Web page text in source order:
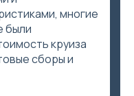
многие
были
круиза
сборы и